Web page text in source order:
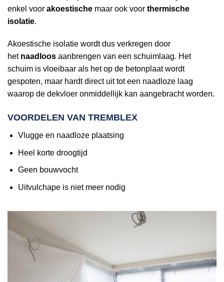
enkel voor akoestische maar ook voor thermische
isolatie.
Akoestische isolatie wordt dus verkregen door
het naadloos aanbrengen van een schuimlaag. Het
schuim is vloeibaar als het op de betonplaat wordt
gespoten, maar hardt direct uit tot een naadloze laag
waarop de dekvloer onmiddellijk kan aangebracht worden.
VOORDELEN VAN TREMBLEX
Vlugge en naadloze plaatsing
Heel korte droogtijd
Geen bouwvocht
Uitvulchape is niet meer nodig